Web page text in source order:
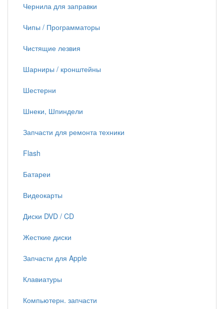
Чернила для заправки
Чипы / Программаторы
Чистящие лезвия
Шарниры / кронштейны
Шестерни
Шнеки, Шпиндели
Запчасти для ремонта техники
Flash
Батареи
Видеокарты
Диски DVD / CD
Жесткие диски
Запчасти для Apple
Клавиатуры
Компьютерн. запчасти